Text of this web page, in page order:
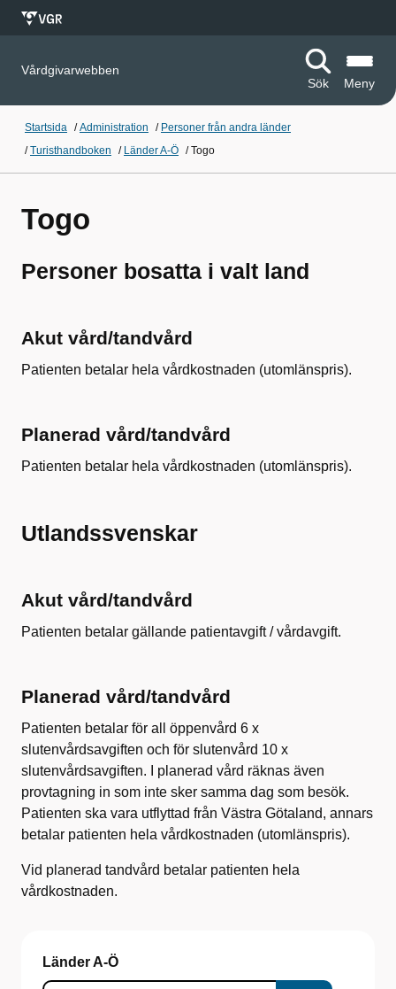
Vårdgivarwebben
Sök
Meny
Startsida /Administration / Personer från andra länder
/Turisthandboken / Länder A-Ö /Togo
Togo
Personer bosatta i valt land
Akut vård/tandvård
Patienten betalar hela vårdkostnaden (utomlänspris).
Planerad vård/tandvård
Patienten betalar hela vårdkostnaden (utomlänspris).
Utlandssvenskar
Akut vård/tandvård
Patienten betalar gällande patientavgift / vårdavgift.
Planerad vård/tandvård
Patienten betalar för all öppenvård 6 x
slutenvårdsavgiften och för slutenvård 10 x
slutenvårdsavgiften. I planerad vård räknas även
provtagning in som inte sker samma dag som besök.
Patienten ska vara utflyttad från Västra Götaland, annars
betalar patienten hela vårdkostnaden (utomlänspris).
Vid planerad tandvård betalar patienten hela
vårdkostnaden.
Länder A-Ö